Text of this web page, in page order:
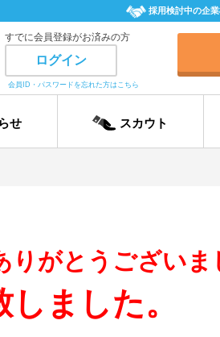
採用検討中の企
すでに会員登録がお済みの方
ログイン
会員ID・パスワードを忘れた方はこちら
せ スカウト
がとうございま
ました。